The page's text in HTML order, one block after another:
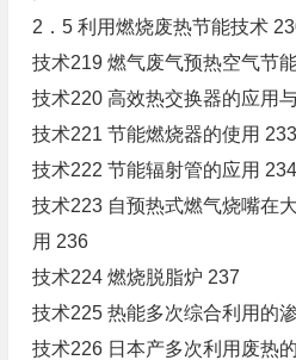
2．5 利用燃烧废热节能技术
技术219 燃气废气预热空气节
技术220 高效热交换器的应用
技术221 节能燃烧器的使用 233
技术222 节能辐射管的应用 234
技术223 自预热式燃气烧嘴在
用 236
技术224 燃烧脱脂炉 237
技术225 热能多次综合利用的
技术226 日本产多次利用废热